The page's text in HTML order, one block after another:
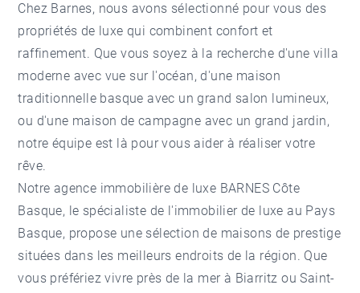
Chez Barnes, nous avons sélectionné pour vous des
propriétés de luxe qui combinent confort et
raffinement. Que vous soyez à la recherche d'une villa
moderne avec vue sur l'océan, d'une maison
traditionnelle basque avec un grand salon lumineux,
ou d'une maison de campagne avec un grand jardin,
notre équipe est là pour vous aider à réaliser votre
rêve.
Notre agence immobilière de luxe BARNES Côte
Basque, le spécialiste de l'immobilier de luxe au Pays
Basque, propose une sélection de maisons de prestige
situées dans les meilleurs endroits de la région. Que
vous préfériez vivre près de la mer à Biarritz ou Saint-